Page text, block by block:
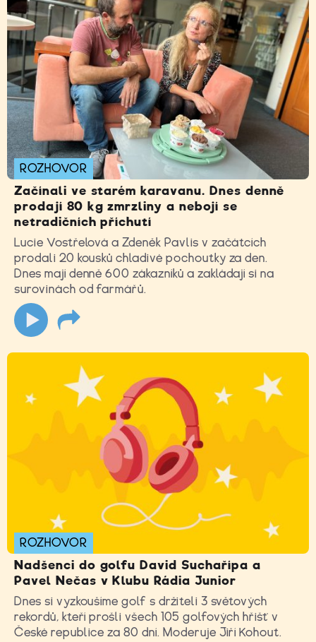
ROZHOVOR
Začínali ve starém karavanu. Dnes denně
prodají 80 kg zmrzliny a nebojí se
netradičních příchutí
Lucie Vostřelová a Zdeněk Pavlis v začátcích
prodali 20 kousků chladivé pochoutky za den.
Dnes mají denně 600 zákazníků a zakládají si na
surovinách od farmářů.
ROZHOVOR
Nadšenci do golfu David Suchařípa a
Pavel Nečas v Klubu Rádia Junior
Dnes si vyzkoušíme golf s držiteli 3 světových
rekordů, kteří prošli všech 105 golfových hřišť v
České republice za 80 dní. Moderuje Jiří Kohout.